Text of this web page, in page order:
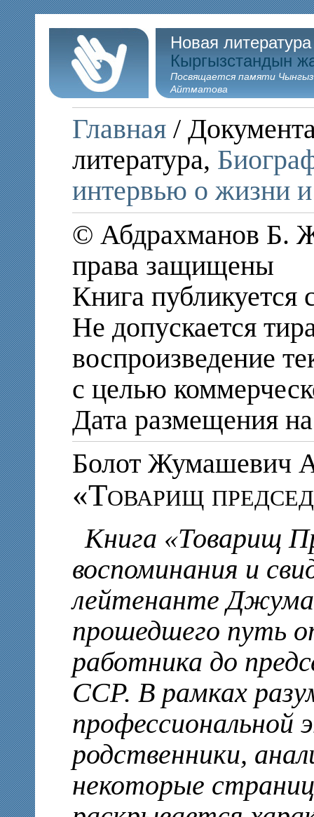
Новая
Кыргызстандын
Посвящается памяти
Айтматова
Главная /
литература,
интервью о жизни и
© Абдрахманов Б.
права защищены
Книга публикуется
Не допускается
воспроизведение
с целью
Дата размещения
Болот
«Товарищ
Книга «Товарищ
воспоминания и
лейтенанте
прошедшего путь
работника до
ССР. В рамках
профессиональной
родственники,
некоторые